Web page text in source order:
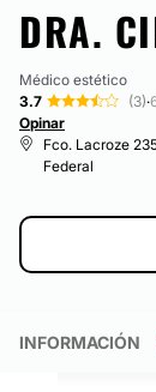
DRA.
Médico estético
3.7
(3)·
Opinar
Fco. Lacroze
Federal
INFORMACIÓN